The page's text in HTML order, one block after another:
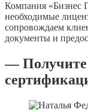
Компания «Бизнес
необходимые
сопровождаем
документы и
— Получите